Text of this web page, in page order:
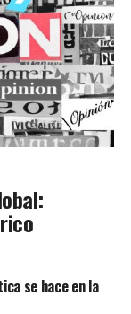
se hace en la